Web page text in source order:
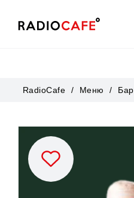
RadioCafe Меню Бар